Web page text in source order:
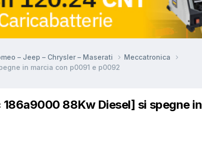
– Jeep – Chrysler – Maserati
Meccatronica
in marcia con p0091 e p0092
88Kw Diesel] si spegne in